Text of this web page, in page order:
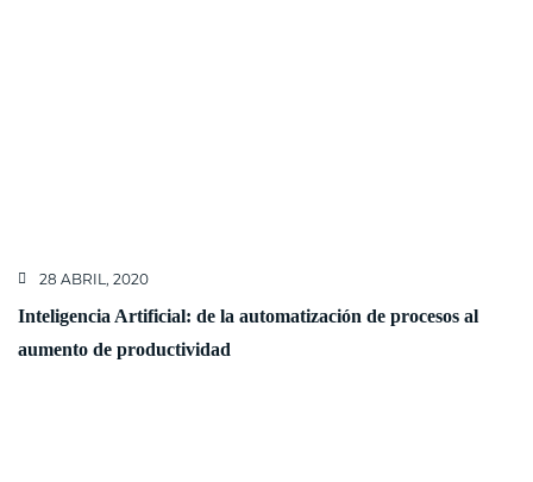
28 ABRIL, 2020
Inteligencia Artificial: de la automatización de procesos al
aumento de productividad